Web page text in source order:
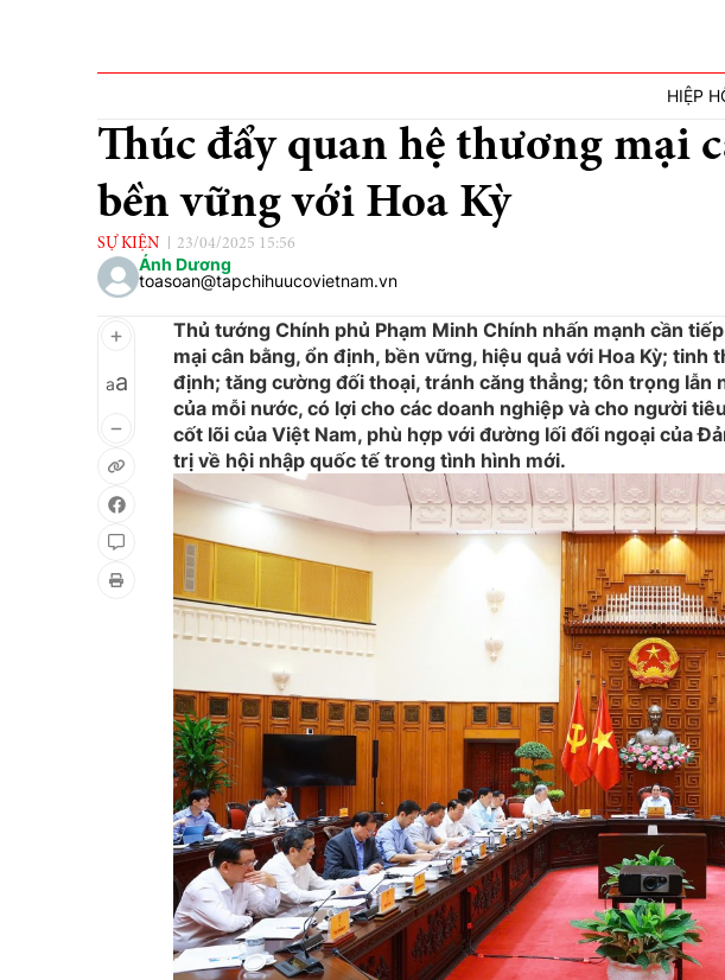
HIỆP
Thúc đẩy quan hệ thương mại
bền vững với Hoa Kỳ
SỰ KIỆN 23/04/2025 15:56
Ánh Dương
toasoan@tapchihuucovietnam.vn
aa
Thủ tướng Chính phủ Phạm Minh Chính nhấn mạnh cần
mại cân bằng, ổn định, bền vững, hiệu quả với Hoa Kỳ; tinh
định; tăng cường đối thoại, tránh căng thẳng; tôn trọng lẫn
của mỗi nước, có lợi cho các doanh nghiệp và cho người
cốt lõi của Việt Nam, phù hợp với đường lối đối ngoại của
trị về hội nhập quốc tế trong tình hình mới.